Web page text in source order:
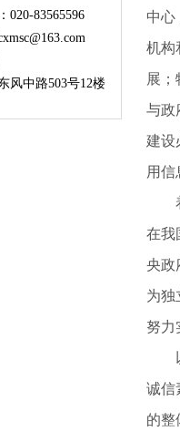
020-83565596
风中路503号12楼
中心
机构
展
与政
建设
用
着
在我
央政
为独
努力
以
诚信
的整